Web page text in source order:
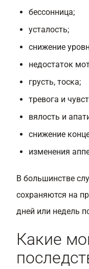
бессонница;
усталость;
снижение
недостаток
грусть, тоска;
тревога и
вялость и
снижение
изменения
В большинстве
сохраняются на
дней или недель
Какие